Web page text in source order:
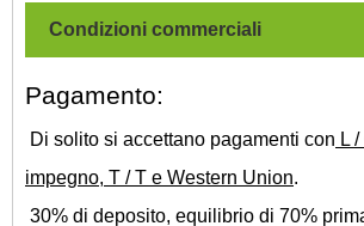
Condizioni commerciali
Pagamento:
Di solito si accettano pagamenti con L
impegno, T / T e Western Union.
30% di deposito, equilibrio di 70%